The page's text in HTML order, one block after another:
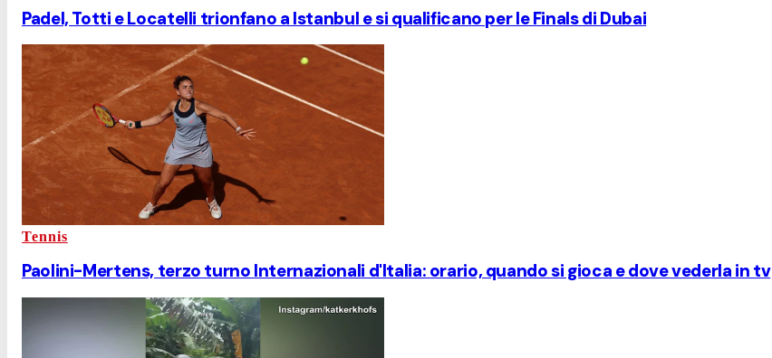
Padel, Totti e Locatelli trionfano a Istanbul e si qualificano per le Finals di Dubai
Tennis
Paolini-Mertens, terzo turno Internazionali d'Italia: orario, quando si gioca e dove vederla in tv